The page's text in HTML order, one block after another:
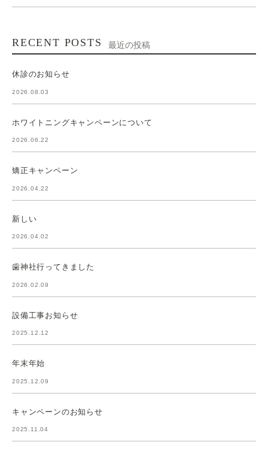
RECENT POSTS 最近の投稿
休診のお知らせ
2026.08.03
ホワイトニングキャンペーンについて
2026.06.22
矯正キャンペーン
2026.04.22
新しい
2026.04.02
歯神社行ってきました
2026.02.09
設備工事お知らせ
2025.12.12
年末年始
2025.12.09
キャンペーンのお知らせ
2025.11.04